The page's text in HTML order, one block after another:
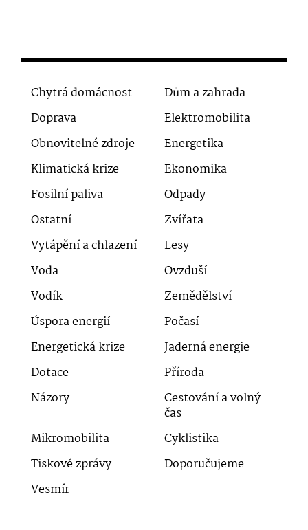
Chytrá domácnost
Dům a zahrada
Doprava
Elektromobilita
Obnovitelné zdroje
Energetika
Klimatická krize
Ekonomika
Fosilní paliva
Odpady
Ostatní
Zvířata
Vytápění a chlazení
Lesy
Voda
Ovzduší
Vodík
Zemědělství
Úspora energií
Počasí
Energetická krize
Jaderná energie
Dotace
Příroda
Názory
Cestování a volný
čas
Mikromobilita
Cyklistika
Tiskové zprávy
Doporučujeme
Vesmír